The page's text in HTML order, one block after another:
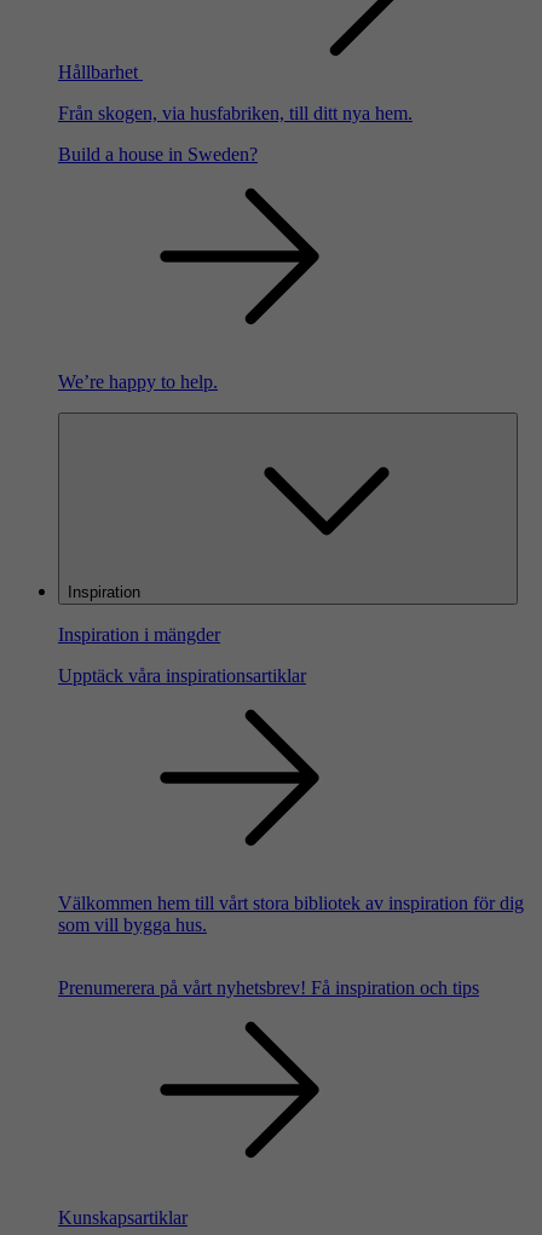
Hållbarhet
Från skogen, via husfabriken, till ditt nya hem.
Build a house in Sweden?
We’re happy to help.
Inspiration
Inspiration i mängder
Upptäck våra inspirationsartiklar
Välkommen hem till vårt stora bibliotek av inspiration för dig
som vill bygga hus.
Prenumerera på vårt nyhetsbrev! Få inspiration och tips
Kunskapsartiklar